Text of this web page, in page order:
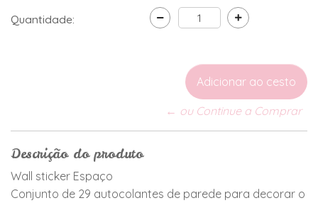
Quantidade:
← ou Continue a Comprar
Descrição do produto
Wall sticker Espaço
Conjunto de 29 autocolantes de parede para decorar o